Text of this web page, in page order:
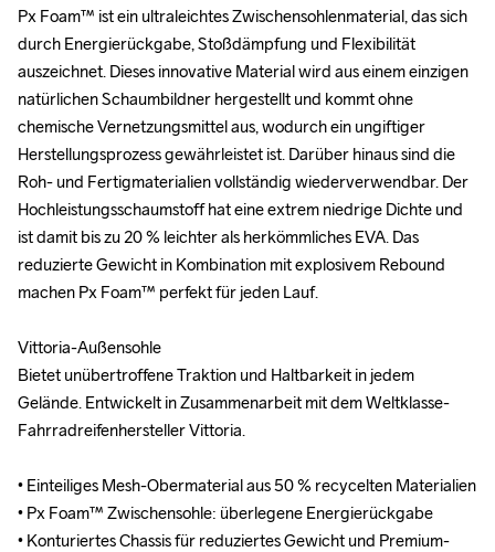
Px Foam™ ist ein ultraleichtes Zwischensohlenmaterial, das sich
durch Energierückgabe, Stoßdämpfung und Flexibilität
auszeichnet. Dieses innovative Material wird aus einem einzigen
natürlichen Schaumbildner hergestellt und kommt ohne
chemische Vernetzungsmittel aus, wodurch ein ungiftiger
Herstellungsprozess gewährleistet ist. Darüber hinaus sind die
Roh- und Fertigmaterialien vollständig wiederverwendbar. Der
Hochleistungsschaumstoff hat eine extrem niedrige Dichte und
ist damit bis zu 20 % leichter als herkömmliches EVA. Das
reduzierte Gewicht in Kombination mit explosivem Rebound
machen Px Foam™ perfekt für jeden Lauf.
Vittoria-Außensohle
Bietet unübertroffene Traktion und Haltbarkeit in jedem
Gelände. Entwickelt in Zusammenarbeit mit dem Weltklasse-
Fahrradreifenhersteller Vittoria.
• Einteiliges Mesh-Obermaterial aus 50 % recycelten Materialien
• Px Foam™ Zwischensohle: überlegene Energierückgabe
• Konturiertes Chassis für reduziertes Gewicht und Premium-
Px Foam™ ist ein ultraleichtes Zwischensohlenmaterial, das sich
durch Energierückgabe, Stoßdämpfung und Flexibilität
auszeichnet. Dieses innovative Material wird aus einem einzigen
natürlichen Schaumbildner hergestellt und kommt ohne
chemische Vernetzungsmittel aus, wodurch ein ungiftiger
Herstellungsprozess gewährleistet ist. Darüber hinaus sind die
Roh- und Fertigmaterialien vollständig wiederverwendbar. Der
Hochleistungsschaumstoff hat eine extrem niedrige Dichte und
ist damit bis zu 20 % leichter als herkömmliches EVA. Das
reduzierte Gewicht in Kombination mit explosivem Rebound
machen Px Foam™ perfekt für jeden Lauf.
Vittoria-Außensohle
Bietet unübertroffene Traktion und Haltbarkeit in jedem
Gelände. Entwickelt in Zusammenarbeit mit dem Weltklasse-
Fahrradreifenhersteller Vittoria.
• Einteiliges Mesh-Obermaterial aus 50 % recycelten Materialien
• Px Foam™ Zwischensohle: überlegene Energierückgabe
• Konturiertes Chassis für reduziertes Gewicht und Premium-